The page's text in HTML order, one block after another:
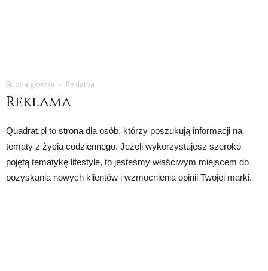
Strona główna Reklama
Reklama
Quadrat.pl to strona dla osób, którzy poszukują informacji na
tematy z życia codziennego. Jeżeli wykorzystujesz szeroko
pojętą tematykę lifestyle, to jesteśmy właściwym miejscem do
pozyskania nowych klientów i wzmocnienia opinii Twojej marki.